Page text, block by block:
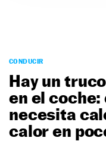
PODCAST
MOTOS
TECNOLOGÍA
MOTORTV
CONDUCIR
Hay un
en el coche:
necesita
calor en